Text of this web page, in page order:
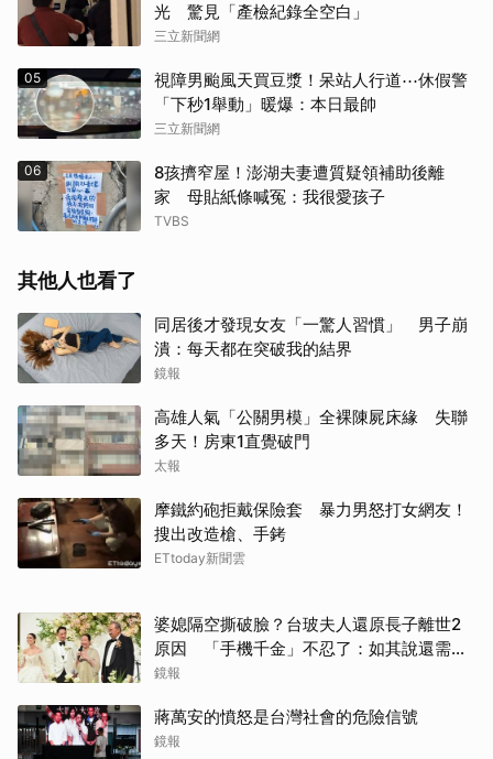
光 驚見「產檢紀錄全空白」
三立新聞網
05
視障男颱風天買豆漿！呆站人行道⋯休假警
「下秒1舉動」暖爆：本日最帥
三立新聞網
06
8孩擠窄屋！澎湖夫妻遭質疑領補助後離
家 母貼紙條喊冤：我很愛孩子
TVBS
其他人也看了
同居後才發現女友「一驚人習慣」 男子崩
潰：每天都在突破我的結界
鏡報
高雄人氣「公關男模」全裸陳屍床緣 失聯
多天！房東1直覺破門
太報
摩鐵約砲拒戴保險套 暴力男怒打女網友！
搜出改造槍、手銬
ETtoday新聞雲
婆媳隔空撕破臉？台玻夫人還原長子離世2
原因 「手機千金」不忍了：如其說還需要
離開嗎？
鏡報
蔣萬安的憤怒是台灣社會的危險信號
鏡報